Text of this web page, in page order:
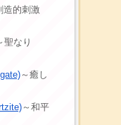
造的刺激
聖なり
～癒し
～和平